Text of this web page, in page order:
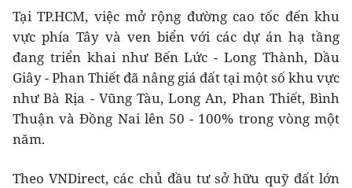
Tại TP.HCM, việc mở rộng đường cao tốc đến khu
vực phía Tây và ven biển với các dự án hạ tầng
đang triển khai như Bến Lức - Long Thành, Dầu
Giây - Phan Thiết đã nâng giá đất tại một số khu vực
như Bà Rịa - Vũng Tàu, Long An, Phan Thiết, Bình
Thuận và Đồng Nai lên 50 - 100% trong vòng một
năm.
Theo VNDirect, các chủ đầu tư sở hữu quỹ đất lớn